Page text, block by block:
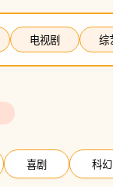
电视剧 综
喜剧 科幻